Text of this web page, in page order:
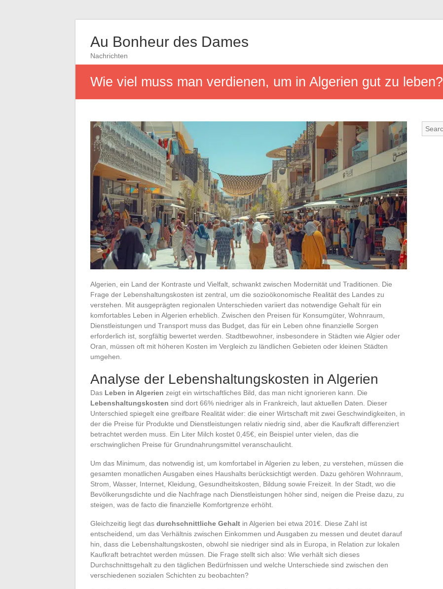
Au Bonheur des Dames
Nachrichten
Wie viel muss man verdienen, um in Algerien gut zu leben?
Algerien, ein Land der Kontraste und Vielfalt, schwankt zwischen Modernität und Traditionen. Die
Frage der Lebenshaltungskosten ist zentral, um die sozioökonomische Realität des Landes zu
verstehen. Mit ausgeprägten regionalen Unterschieden variiert das notwendige Gehalt für ein
komfortables Leben in Algerien erheblich. Zwischen den Preisen für Konsumgüter, Wohnraum,
Dienstleistungen und Transport muss das Budget, das für ein Leben ohne finanzielle Sorgen
erforderlich ist, sorgfältig bewertet werden. Stadtbewohner, insbesondere in Städten wie Algier oder
Oran, müssen oft mit höheren Kosten im Vergleich zu ländlichen Gebieten oder kleinen Städten
umgehen.
Analyse der Lebenshaltungskosten in Algerien
Das Leben in Algerien zeigt ein wirtschaftliches Bild, das man nicht ignorieren kann. Die
Lebenshaltungskosten sind dort 66% niedriger als in Frankreich, laut aktuellen Daten. Dieser
Unterschied spiegelt eine greifbare Realität wider: die einer Wirtschaft mit zwei Geschwindigkeiten, in
der die Preise für Produkte und Dienstleistungen relativ niedrig sind, aber die Kaufkraft differenziert
betrachtet werden muss. Ein Liter Milch kostet 0,45€, ein Beispiel unter vielen, das die
erschwinglichen Preise für Grundnahrungsmittel veranschaulicht.
Um das Minimum, das notwendig ist, um komfortabel in Algerien zu leben, zu verstehen, müssen die
gesamten monatlichen Ausgaben eines Haushalts berücksichtigt werden. Dazu gehören Wohnraum,
Strom, Wasser, Internet, Kleidung, Gesundheitskosten, Bildung sowie Freizeit. In der Stadt, wo die
Bevölkerungsdichte und die Nachfrage nach Dienstleistungen höher sind, neigen die Preise dazu, zu
steigen, was de facto die finanzielle Komfortgrenze erhöht.
Gleichzeitig liegt das durchschnittliche Gehalt in Algerien bei etwa 201€. Diese Zahl ist
entscheidend, um das Verhältnis zwischen Einkommen und Ausgaben zu messen und deutet darauf
hin, dass die Lebenshaltungskosten, obwohl sie niedriger sind als in Europa, in Relation zur lokalen
Kaufkraft betrachtet werden müssen. Die Frage stellt sich also: Wie verhält sich dieses
Durchschnittsgehalt zu den täglichen Bedürfnissen und welche Unterschiede sind zwischen den
verschiedenen sozialen Schichten zu beobachten?